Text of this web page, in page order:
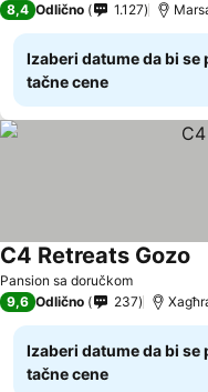
8,4 Odlično 1.127
Izaberi datume da bi se
tačne cene
Pansion sa doručkom
C4 Retreats Gozo
9,6 Odlično 237
Izaberi datume da bi se
tačne cene